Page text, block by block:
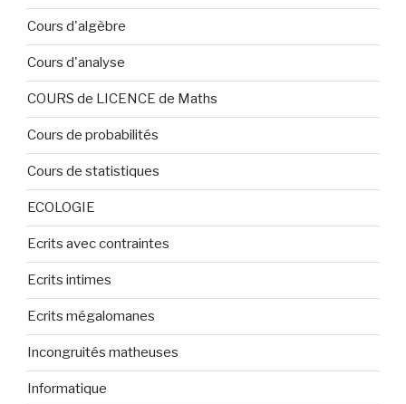
Cours d'algèbre
Cours d'analyse
COURS de LICENCE de Maths
Cours de probabilités
Cours de statistiques
ECOLOGIE
Ecrits avec contraintes
Ecrits intimes
Ecrits mégalomanes
Incongruités matheuses
Informatique